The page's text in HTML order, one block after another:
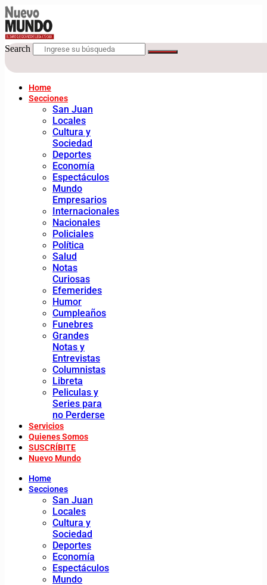
Search
Home
Secciones
San Juan
Locales
Cultura y
Sociedad
Deportes
Economía
Espectáculos
Mundo
Empresarios
Internacionales
Nacionales
Policiales
Política
Salud
Notas
Curiosas
Efemerides
Humor
Cumpleaños
Funebres
Grandes
Notas y
Entrevistas
Columnistas
Libreta
Peliculas y
Series para
no Perderse
Servicios
Quienes Somos
SUSCRÍBITE
Nuevo Mundo
Home
Secciones
San Juan
Locales
Cultura y
Sociedad
Deportes
Economía
Espectáculos
Mundo